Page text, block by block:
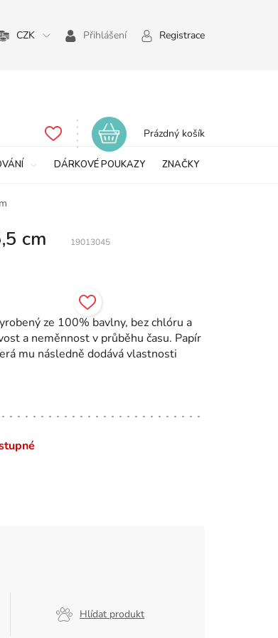
CZK Přihlášení Registrace
Nákupní
Prázdný košík
DÁRKOVÉ POUKAZY ZNAČKY
cm 19013045
Hlídat produkt
ze 100% bavlny, bez chlóru a
a neměnnost v průběhu času. Papír
mu následně dodává vlastnosti